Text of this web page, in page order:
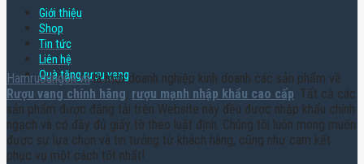
Giới thiệu
Shop
Tin tức
Liên hệ
Quà tặng rượu vang
Hamruoungon.vnlà một doanh nghiệp kinh doanh các sản phẩm về
Rượu vang chính hãng, rượu mạnh nhập khẩu cao cấp. Tất cả các
sản phẩm được đăng tải trên Website này đều được nhập khẩu chính
ngạch và có đầy đủ giấy tờ theo luật định. Chúng tôi luôn mong muốn
được sự lựa chọn và tin tưởng từ khách hàng, cũng như cam kết
phục vụ một cách tốt nhất!